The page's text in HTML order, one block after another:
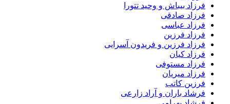
فرزاد بیباش و وحید تتورا
فرزاد صادقی
فرزاد عباسی
فرزاد فرزین
فرزاد فرزین و فریدون آسرایی
فرزاد کیان
فرزاد مستوفی
فرزاد میریان
فرزین کاتب
فرشاد باران و آراد زارعی